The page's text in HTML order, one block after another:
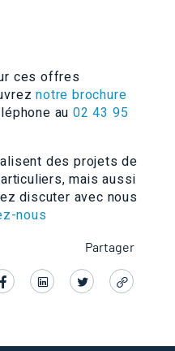
ces offres
notre brochure
au02 43 95
des projets de
mais aussi
discuter avec nous
nous